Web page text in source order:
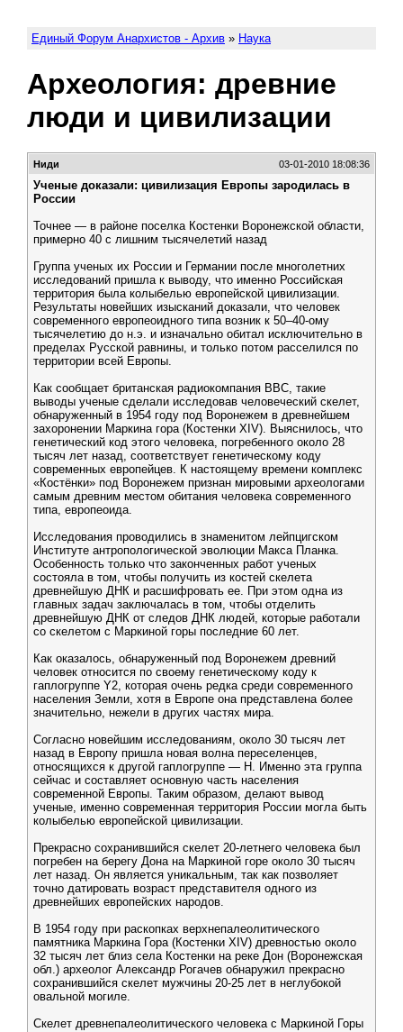
Единый Форум Анархистов - Архив » Наука
Археология: древние
люди и цивилизации
Ниди 03-01-2010 18:08:36
Ученые доказали: цивилизация Европы зародилась в
России
Точнее — в районе поселка Костенки Воронежской области,
примерно 40 с лишним тысячелетий назад
Группа ученых их России и Германии после многолетних
исследований пришла к выводу, что именно Российская
территория была колыбелью европейской цивилизации.
Результаты новейших изысканий доказали, что человек
современного европеоидного типа возник к 50–40-ому
тысячелетию до н.э. и изначально обитал исключительно в
пределах Русской равнины, и только потом расселился по
территории всей Европы.
Как сообщает британская радиокомпания ВВС, такие
выводы ученые сделали исследовав человеческий скелет,
обнаруженный в 1954 году под Воронежем в древнейшем
захоронении Маркина гора (Костенки XIV). Выяснилось, что
генетический код этого человека, погребенного около 28
тысяч лет назад, соответствует генетическому коду
современных европейцев. К настоящему времени комплекс
«Костёнки» под Воронежем признан мировыми археологами
самым древним местом обитания человека современного
типа, европеоида.
Исследования проводились в знаменитом лейпцигском
Институте антропологической эволюции Макса Планка.
Особенность только что законченных работ ученых
состояла в том, чтобы получить из костей скелета
древнейшую ДНК и расшифровать ее. При этом одна из
главных задач заключалась в том, чтобы отделить
древнейшую ДНК от следов ДНК людей, которые работали
со скелетом с Маркиной горы последние 60 лет.
Как оказалось, обнаруженный под Воронежем древний
человек относится по своему генетическому коду к
гаплогруппе Y2, которая очень редка среди современного
населения Земли, хотя в Европе она представлена более
значительно, нежели в других частях мира.
Согласно новейшим исследованиям, около 30 тысяч лет
назад в Европу пришла новая волна переселенцев,
относящихся к другой гаплогруппе — Н. Именно эта группа
сейчас и составляет основную часть населения
современной Европы. Таким образом, делают вывод
ученые, именно современная территория России могла быть
колыбелью европейской цивилизации.
Прекрасно сохранившийся скелет 20-летнего человека был
погребен на берегу Дона на Маркиной горе около 30 тысяч
лет назад. Он является уникальным, так как позволяет
точно датировать возраст представителя одного из
древнейших европейских народов.
В 1954 году при раскопках верхнепалеолитического
памятника Маркина Гора (Костенки XIV) древностью около
32 тысяч лет близ села Костенки на реке Дон (Воронежская
обл.) археолог Александр Рогачев обнаружил прекрасно
сохранившийся скелет мужчины 20-25 лет в неглубокой
овальной могиле.
Скелет древнепалеолитического человека c Маркиной Горы